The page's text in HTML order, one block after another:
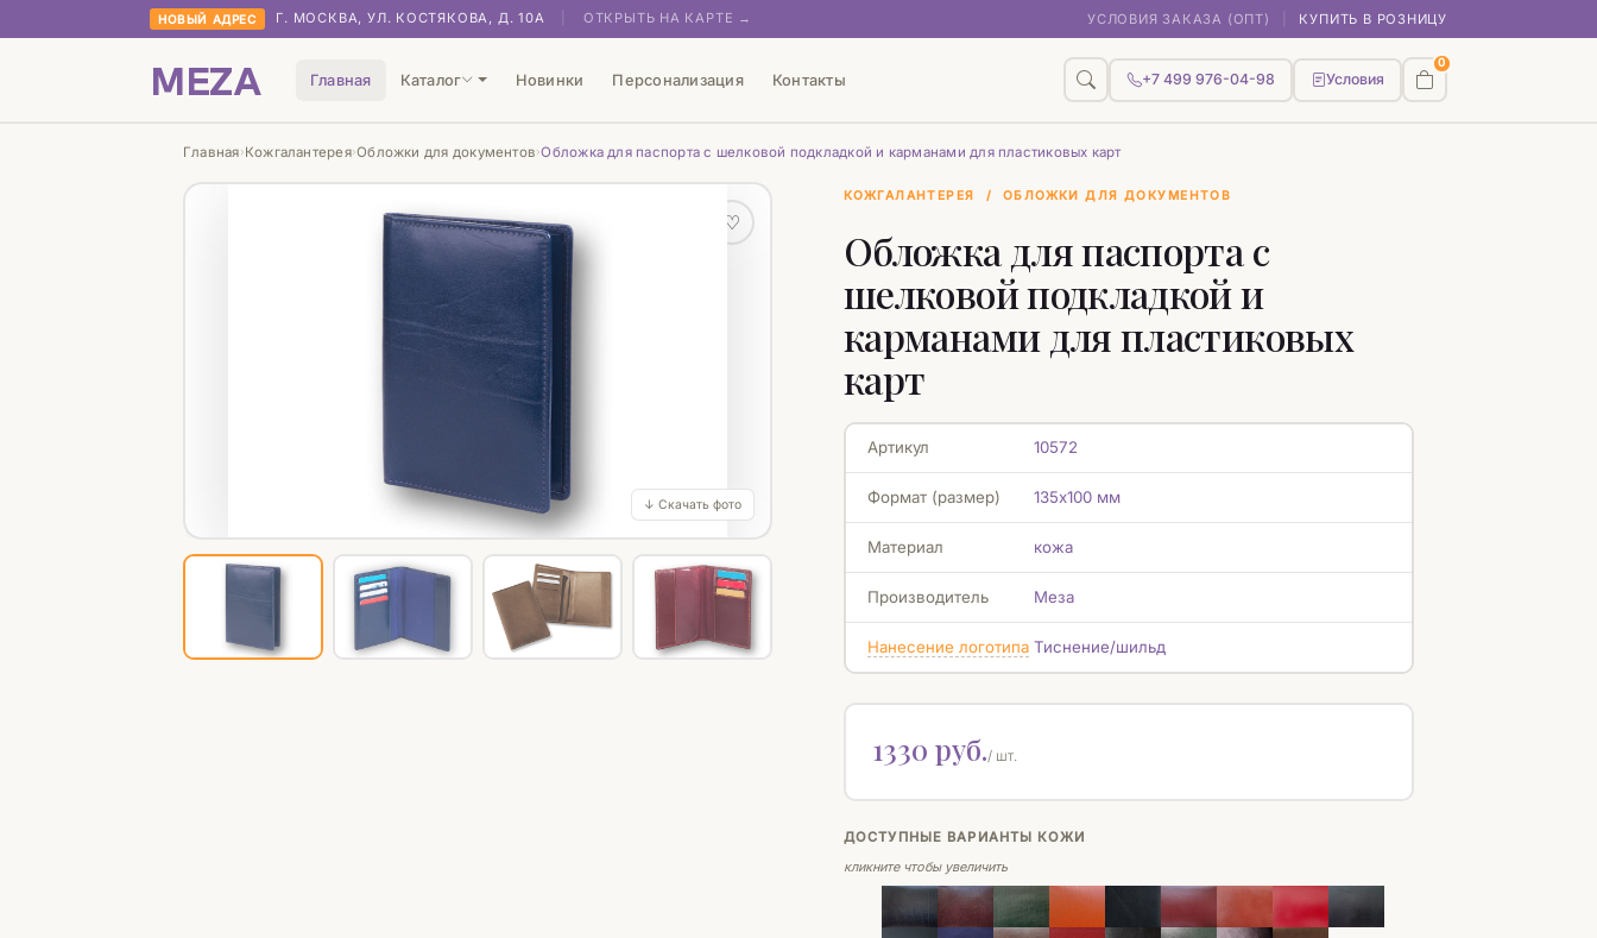
НОВЫЙ АДРЕС Г. МОСКВА, УЛ. КОСТЯКОВА, Д. 10А ОТКРЫТЬ НА КАРТЕ → УСЛОВИЯ ЗАКАЗА (ОПТ) КУПИТЬ В РОЗНИЦУ
MEZA Главная Каталог Новинки Персонализация Контакты +7 499 976-04-98 Условия
0
Главная›Кожгалантерея›Обложки для документов›Обложка для паспорта с шелковой подкладкой и карманами для пластиковых карт
♡
↓ Скачать фото
КОЖГАЛАНТЕРЕЯ / ОБЛОЖКИ ДЛЯ ДОКУМЕНТОВ
Обложка для паспорта с
шелковой подкладкой и
карманами для пластиковых
карт
Артикул 10572
Формат (размер) 135х100 мм
Материал кожа
Производитель Меза
Нанесение логотипа Тиснение/шильд
1330 руб./ шт.
ДОСТУПНЫЕ ВАРИАНТЫ КОЖИ
кликните чтобы увеличить